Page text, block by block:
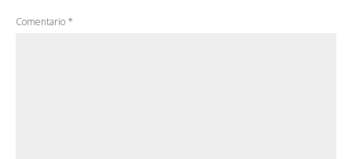
Comentario *